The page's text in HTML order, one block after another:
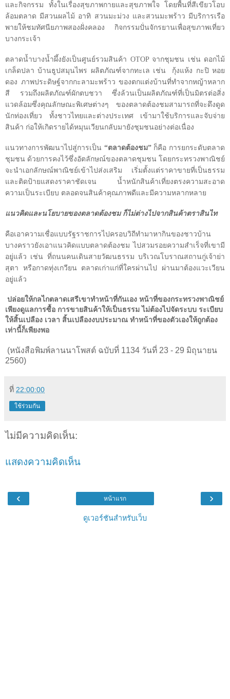
และกิจกรรม ทั้งในเรื่องสุขภาพกายและสุขภาพใจ โดยพื้นที่สีเขียวโอบ
ล้อมตลาด มีสวนผลไม้ อาทิ สวนมะม่วง และสวนมะพร้าว มีบริการเรือ
พายให้ชมทัศนียภาพสองฝั่งคลอง กิจกรรมปั่นจักรยานเพื่อสุขภาพเที่ยว
บางกระเจ้า
ตลาดน้ำบางน้ำผึ้งยังเป็นศูนย์รวมสินค้า OTOP จากชุมชน เช่น ดอกไม้
เกล็ดปลา บ้านธูปสมุนไพร ผลิตภัณฑ์จากทะเล เช่น กุ้งแห้ง กะปิ หอย
ดอง ภาพประดิษฐ์จากกะลามะพร้าว ของตกแต่งบ้านที่ทำจากหญ้าหลาก
สี รวมถึงผลิตภัณฑ์ผักตบชวา ซึ่งล้วนเป็นผลิตภัณฑ์ที่เป็นมิตรต่อสิ่ง
แวดล้อมซึ่งคุณลักษณะพิเศษต่างๆ ของตลาดต้องชมสามารถที่จะดึงดูด
นักท่องเที่ยว ทั้งชาวไทยและต่างประเทศ เข้ามาใช้บริการและจับจ่าย
สินค้า ก่อให้เกิดรายได้หมุนเวียนกลับมายังชุมชนอย่างต่อเนื่อง
แนวทางการพัฒนาไปสู่การเป็น “ตลาดต้องชม”ก็คือ การยกระดับตลาด
ชุมชน ด้วยการคงไว้ซึ่งอัตลักษณ์ของตลาดชุมชน โดยกระทรวงพาณิชย์
จะนำเอกลักษณ์พาณิชย์เข้าไปส่งเสริม เริ่มตั้งแต่ราคาขายที่เป็นธรรม
และติดป้ายแสดงราคาชัดเจน น้ำหนักสินค้าเที่ยงตรงความสะอาด
ความเป็นระเบียบ ตลอดจนสินค้าคุณภาพดีและมีความหลากหลาย
แนวคิดและนโยบายของตลาดต้องชม ก็ไม่ต่างไปจากสินค้าตราสินไท
คือเอาความเชื่อแบบรัฐราชการไปครอบวิถีทำมาหากินของชาวบ้าน
บางคราวยังเอาแนวคิดแบบตลาดต้องชม ไปสวมรอยความสำเร็จที่เขามี
อยู่แล้ว เช่น ที่ถนนคนเดินสายวัฒนธรรม บริเวณโบราณสถานกู่เจ้าย่า
สุตา หรือกาดทุ่งเกวียน ตลาดเก่าแก่ที่ใครผ่านไป ผ่านมาต้องแวะเวียน
อยู่แล้ว
ปล่อยให้กลไกตลาดเสรีเขาทำหน้าที่กันเอง หน้าที่ของกระทรวงพาณิชย์
เพียงดูแลการซื้อ การขายสินค้าให้เป็นธรรม ไม่ต้องไปจัดระบบ ระเบียบ
ให้สิ้นเปลือง เวลา สิ้นเปลืองงบประมาณ ทำหน้าที่ของตัวเองให้ถูกต้อง
เท่านี้ก็เพียงพอ
(หนังสือพิมพ์ลานนาโพสต์ ฉบับที่ 1134 วันที่ 23 - 29 มิถุนายน
2560)
ที่ 22:00:00
ใช้ร่วมกัน
ไม่มีความคิดเห็น:
แสดงความคิดเห็น
‹ ›
หน้าแรก
ดูเวอร์ชันสำหรับเว็บ